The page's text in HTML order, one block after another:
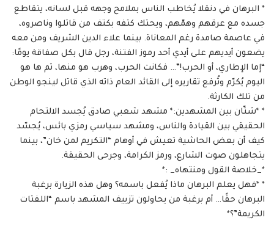
* البرهان في دنقلا يُخاطب الناس بملامح وجهه قبل لسانه، يتقاطع
جسده مع عرقهم وهمّهم، ويحتك كتفه بكتف من قاتلوا وناصروه،
في عاصمة صامدة رغم المعاناة. بينما علاء الدين الشريف ومن معه
يضعون أيديهم على أيدي أحد رموز الفتنة، رجل قال بكل صفاقة يومًا:
“إما الإطاري، أو الحرب!”… فكانت الحرب، وهرب هو منها، ثم ها هو
اليوم يُكرّم وتُرفع تقاريره إلى القائد العام ذاته الذي قاتل لينجو الوطن
من تلك الكارثة.
* *شتّان بين المشهدين:* مشهد شعبي صادق يُجسد الالتحام
الحقيقي بين القيادة والناس، ومشهد سياسي رمزي بائس، يُجسّد
كيف أن بعض الحاشية تعيش في أوهام “التكريم لمن خان”، بينما
يتجاهلون صوت الشارع، ورمز الكرامة، وجرحى الحقيقة.
*_خلاصة القول ومنتهاه_ :*
* *فهل يعلم البرهان ماذا يُفعل باسمه؟ وهل هذه الزيارة برغبة
البرهان حقًا… أم برغبة من يحاولون تزييف المشهد باسم “اللفتات
الكريمة”؟*